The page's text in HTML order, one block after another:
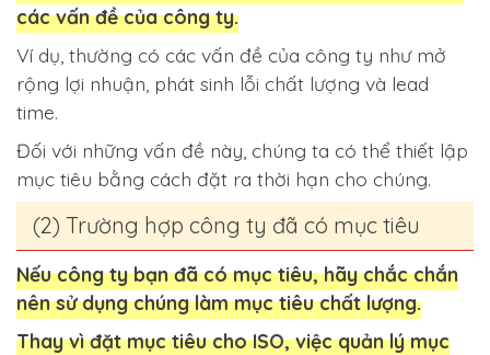
các vấn đề của công ty.
Ví dụ, thường có các vấn đề của công ty như mở
rộng lợi nhuận, phát sinh lỗi chất lượng và lead
time.
Đối với những vấn đề này, chúng ta có thể thiết lập
mục tiêu bằng cách đặt ra thời hạn cho chúng.
(2) Trường hợp công ty đã có mục tiêu
Nếu công ty bạn đã có mục tiêu, hãy chắc chắn
nên sử dụng chúng làm mục tiêu chất lượng.
Thay vì đặt mục tiêu cho ISO, việc quản lý mục